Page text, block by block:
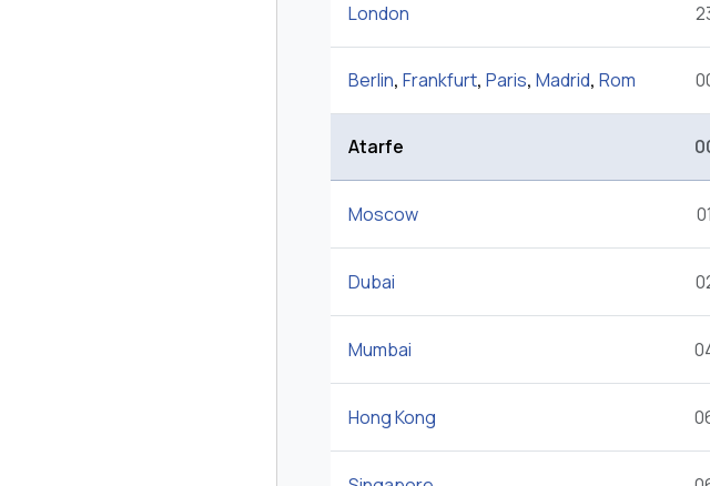
London
Berlin, Frankfurt, Paris, Madrid, Rom
Atarfe
Moscow
Dubai
Mumbai
Hong Kong